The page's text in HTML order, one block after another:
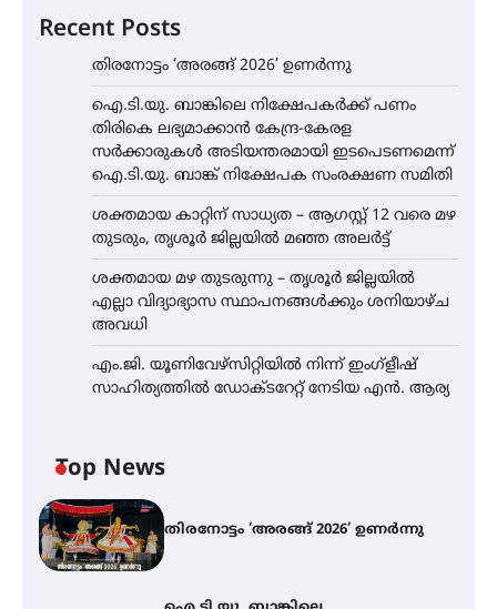
Recent Posts
തിരനോട്ടം ‘അരങ്ങ് 2026’ ഉണർന്നു
ഐ.ടി.യു. ബാങ്കിലെ നിക്ഷേപകർക്ക് പണം
തിരികെ ലഭ്യമാക്കാൻ കേന്ദ്ര-കേരള
സർക്കാരുകൾ അടിയന്തരമായി ഇടപെടണമെന്ന്
ഐ.ടി.യു. ബാങ്ക് നിക്ഷേപക സംരക്ഷണ സമിതി
ശക്തമായ കാറ്റിന് സാധ്യത – ആഗസ്റ്റ് 12 വരെ മഴ
തുടരും, തൃശൂർ ജില്ലയിൽ മഞ്ഞ അലർട്ട്
ശക്തമായ മഴ തുടരുന്നു – തൃശൂർ ജില്ലയിൽ
എല്ലാ വിദ്യാഭ്യാസ സ്ഥാപനങ്ങൾക്കും ശനിയാഴ്ച
അവധി
എം.ജി. യൂണിവേഴ്‌സിറ്റിയിൽ നിന്ന് ഇംഗ്ളീഷ്
സാഹിത്യത്തിൽ ഡോക്ടറേറ്റ് നേടിയ എൻ. ആര്യ
Top News
തിരനോട്ടം ‘അരങ്ങ് 2026’ ഉണർന്നു